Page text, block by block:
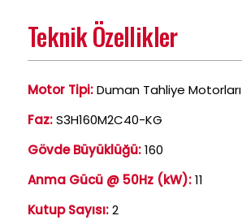
Teknik Özellikler
Motor Tipi:Duman Tahliye Motorları
Faz:S3H160M2C40-KG
Gövde Büyüklüğü:160
Anma Gücü @ 50Hz (kW):11
Kutup Sayısı:2